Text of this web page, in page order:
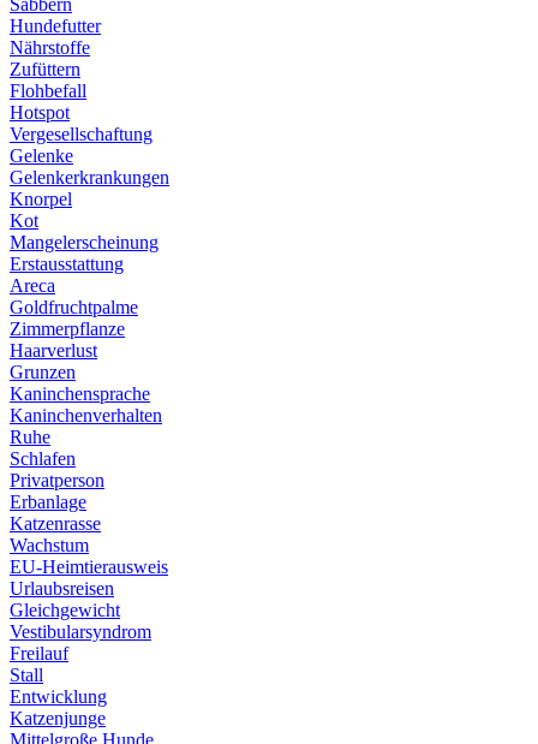
Sabbern
Hundefutter
Nährstoffe
Zufüttern
Flohbefall
Hotspot
Vergesellschaftung
Gelenke
Gelenkerkrankungen
Knorpel
Kot
Mangelerscheinung
Erstausstattung
Areca
Goldfruchtpalme
Zimmerpflanze
Haarverlust
Grunzen
Kaninchensprache
Kaninchenverhalten
Ruhe
Schlafen
Privatperson
Erbanlage
Katzenrasse
Wachstum
EU-Heimtierausweis
Urlaubsreisen
Gleichgewicht
Vestibularsyndrom
Freilauf
Stall
Entwicklung
Katzenjunge
Mittelgroße Hunde